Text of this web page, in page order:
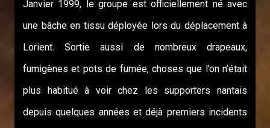
Janvier 1999, le groupe est officiellement né avec
une bâche en tissu déployée lors du déplacement à
Lorient. Sortie aussi de nombreux drapeaux,
fumigènes et pots de fumée, choses que l’on n’était
plus habitué à voir chez les supporters nantais
depuis quelques années et déjà premiers incidents